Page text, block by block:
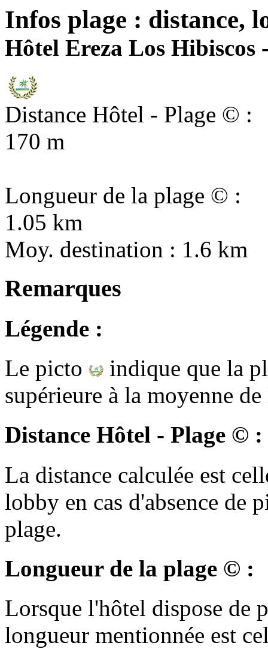
Infos plage : distance,
Hôtel Ereza Los Hibiscos
Distance Hôtel - Plage © :
170 m
Longueur de la plage © :
1.05 km
Moy. destination : 1.6 km
Remarques
Légende :
Le picto
indique que la
supérieure à la moyenne
Distance Hôtel - Plage © :
La distance calculée est
lobby en cas d'absence de
plage.
Longueur de la plage © :
Lorsque l'hôtel dispose de
longueur mentionnée est